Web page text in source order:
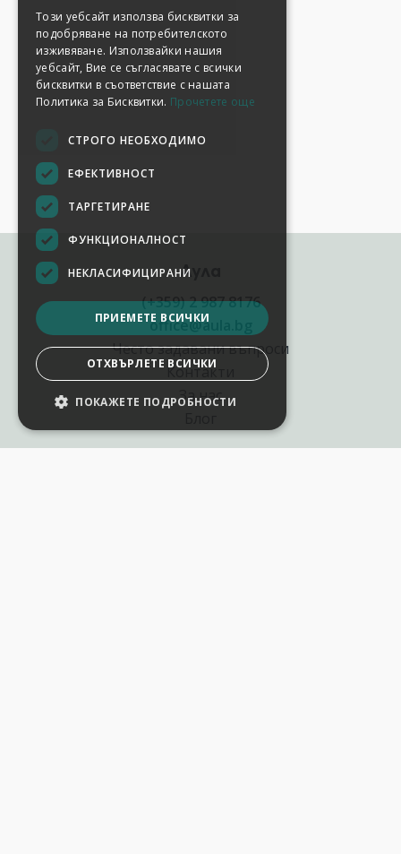
Аула
(+359) 2 987 8176
office@aula.bg
Често задавани въпроси
Контакти
За нас
Този уебсайт използва бисквитки за
подобряване на потребителското
изживяване. Използвайки нашия
уебсайт, Вие се съгласявате с всички
бисквитки в съответствие с нашата
Политика за Бисквитки. Прочетете още
СТРОГО НЕОБХОДИМО
ЕФЕКТИВНОСТ
ТАРГЕТИРАНЕ
ФУНКЦИОНАЛНОСТ
НЕКЛАСИФИЦИРАНИ
ПРИЕМЕТЕ ВСИЧКИ
ОТХВЪРЛЕТЕ ВСИЧКИ
ПОКАЖЕТЕ ПОДРОБНОСТИ